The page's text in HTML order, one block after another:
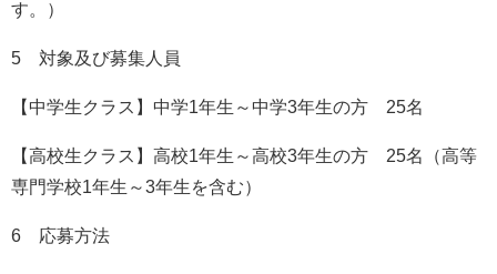
す。）
5 対象及び募集人員
【中学生クラス】中学1年生～中学3年生の方 25名
【高校生クラス】高校1年生～高校3年生の方 25名（高等
専門学校1年生～3年生を含む）
6 応募方法